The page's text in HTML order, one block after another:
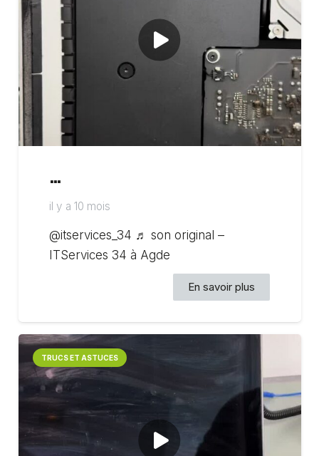
…
il y a 10 mois
@itservices_34 ♬ son original –
ITServices 34 à Agde
En savoir plus
TRUCS ET ASTUCES